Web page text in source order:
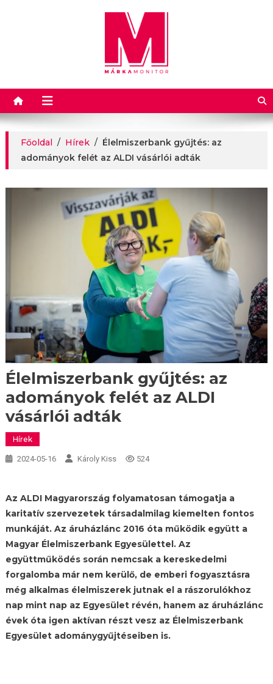
Márkamonitor
Főoldal / Hírek / Élelmiszerbank gyűjtés: az
adományok felét az ALDI vásárlói adták
Élelmiszerbank gyűjtés: az
adományok felét az ALDI
vásárlói adták
Hírek
2024-05-16 Károly Kiss 524
Az ALDI Magyarország folyamatosan támogatja a
karitatív szervezetek társadalmilag kiemelten fontos
munkáját. Az áruházlánc 2016 óta működik együtt a
Magyar Élelmiszerbank Egyesülettel. Az
együttműködés során nemcsak a kereskedelmi
forgalomba már nem kerülő, de emberi fogyasztásra
még alkalmas élelmiszerek jutnak el a rászorulókhoz
nap mint nap az Egyesület révén, hanem az áruházlánc
évek óta igen aktívan részt vesz az Élelmiszerbank
Egyesület adománygyűjtéseiben is.